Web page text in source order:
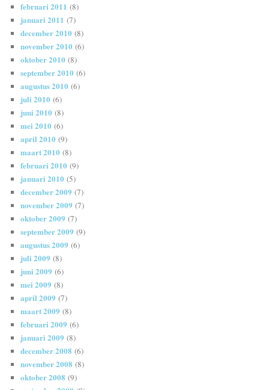
februari 2011 (8)
januari 2011 (7)
december 2010 (8)
november 2010 (6)
oktober 2010 (8)
september 2010 (6)
augustus 2010 (6)
juli 2010 (6)
juni 2010 (8)
mei 2010 (6)
april 2010 (9)
maart 2010 (8)
februari 2010 (9)
januari 2010 (5)
december 2009 (7)
november 2009 (7)
oktober 2009 (7)
september 2009 (9)
augustus 2009 (6)
juli 2009 (8)
juni 2009 (6)
mei 2009 (8)
april 2009 (7)
maart 2009 (8)
februari 2009 (6)
januari 2009 (8)
december 2008 (6)
november 2008 (8)
oktober 2008 (9)